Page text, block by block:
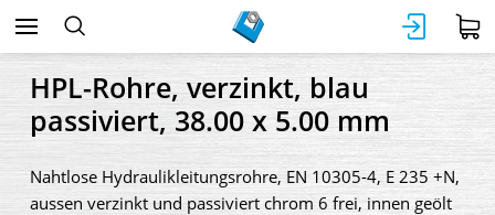
HPL-Rohre, verzinkt, blau
passiviert, 38.00 x 5.00 mm
Nahtlose Hydraulikleitungsrohre, EN 10305-4, E 235 +N,
aussen verzinkt und passiviert chrom 6 frei, innen geölt